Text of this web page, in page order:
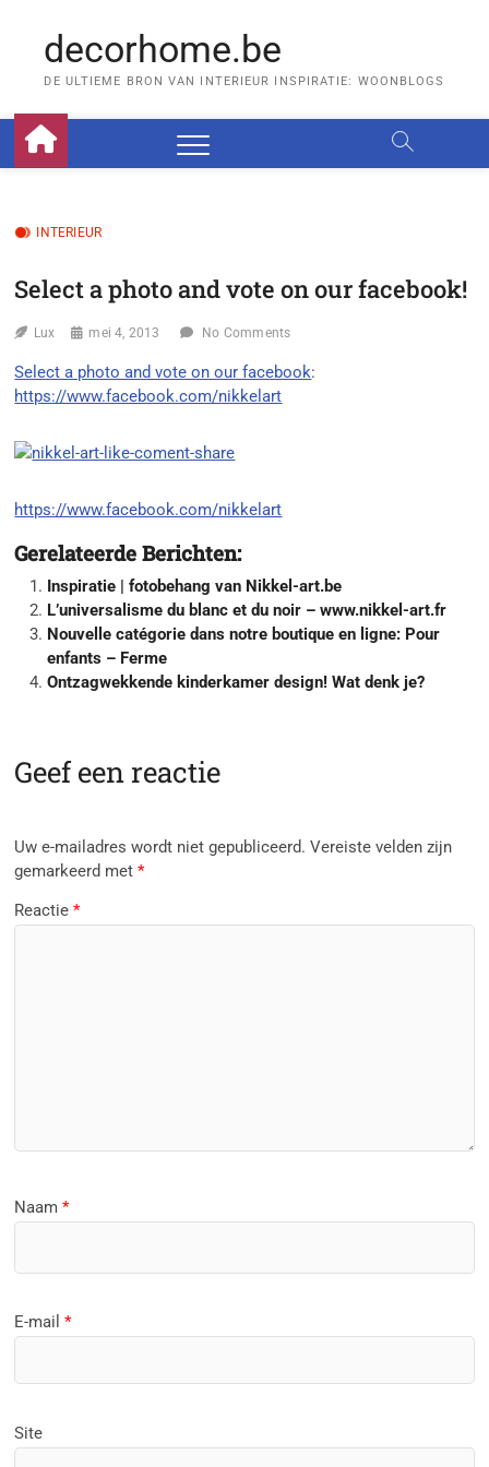
contentdecorhome.be
DE ULTIEME BRON VAN INTERIEUR INSPIRATIE: WOONBLOGS
INTERIEUR
Select a photo and vote on our facebook!
Lux mei 4, 2013 No Comments
Select a photo and vote on our facebook:
https://www.facebook.com/nikkelart
https://www.facebook.com/nikkelart
Gerelateerde Berichten:
Inspiratie | fotobehang van Nikkel-art.be
L’universalisme du blanc et du noir – www.nikkel-art.fr
Nouvelle catégorie dans notre boutique en ligne: Pour
enfants – Ferme
Ontzagwekkende kinderkamer design! Wat denk je?
Geef een reactie
Uw e-mailadres wordt niet gepubliceerd. Vereiste velden zijn
gemarkeerd met*
Reactie*
Naam*
E-mail*
Site